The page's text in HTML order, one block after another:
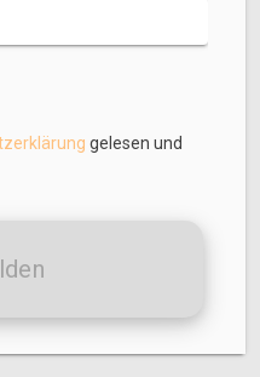
gelesen und